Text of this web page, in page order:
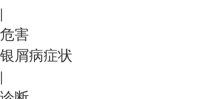
|
危害
银屑病症状
|